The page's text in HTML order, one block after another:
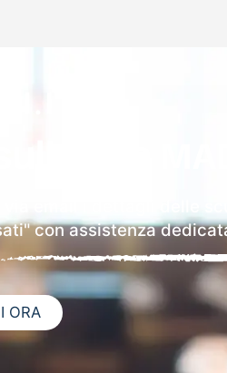
tua MAD
via email i dettagli delle
con assistenza
ORA